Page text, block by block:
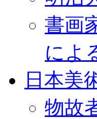
書画
によ
日本美
物故